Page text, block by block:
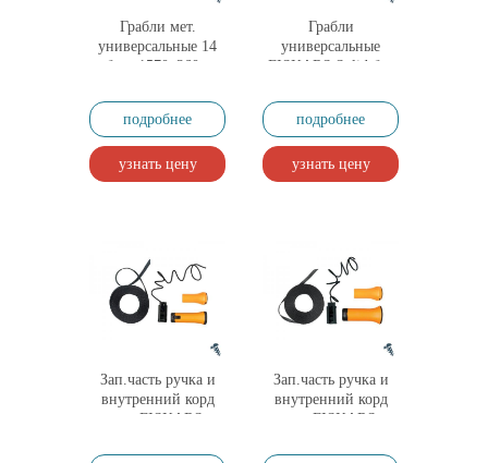
Грабли мет.
универсальные 14
зубьев 1570х360 мм
подробнее
узнать цену
Грабли
универсальные
FISKARS Solid без
подробнее
узнать цену
Зап.часть ручка и
внутренний корд
для FISKARS
Зап.часть ручка и
внутренний корд
для FISKARS